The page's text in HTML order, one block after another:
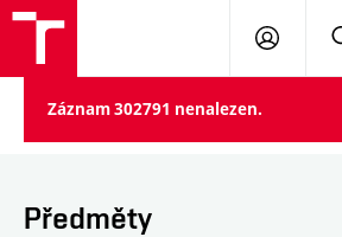
Záznam 302791 nenalezen.
Předměty